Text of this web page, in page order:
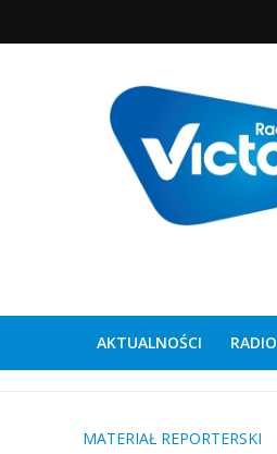
AKTUALNOŚCI RADIO
MATERIAŁ REPORTERSKI